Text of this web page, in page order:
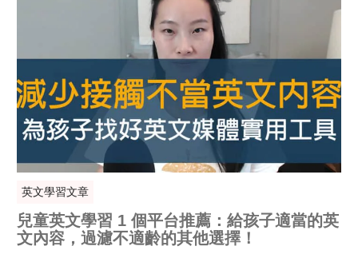
英文學習文章
兒童英文學習 1 個平台推薦：給孩子適當的英
文內容，過濾不適齡的其他選擇！